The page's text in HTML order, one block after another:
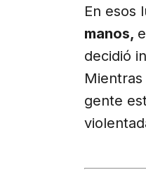
En esos
manos,
decidió
gente